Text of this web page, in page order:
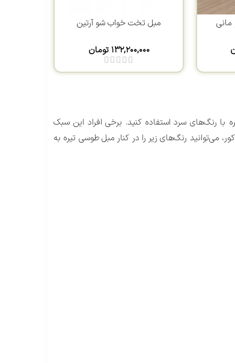
مبل تخت خواب شو آرتین
۱۳۲,۲۰۰,۰۰۰ تومان
رنگ‌های سرد استفاده کنید. برخی افراد این سبک
می‌توانید رنگ‌های زیر را در کنار مبل طوسی تیره به